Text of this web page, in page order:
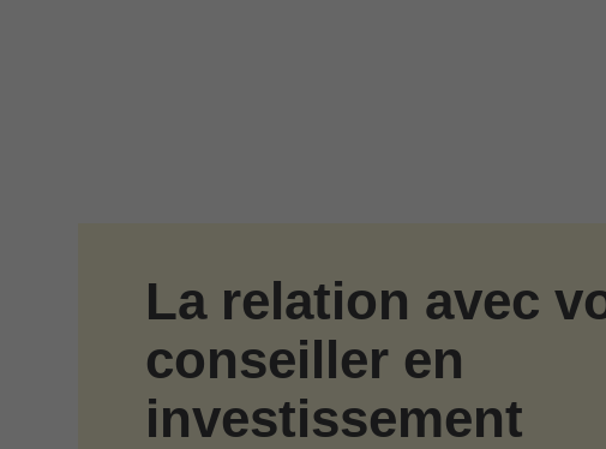
La relation avec
conseiller en
investissement